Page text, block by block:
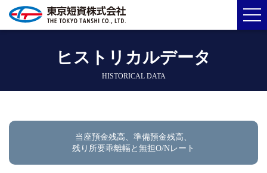
ヒストリカルデータ
HISTORICAL DATA
当座預金残高、準備預金残高、
残り所要乖離幅と無担O/Nレート